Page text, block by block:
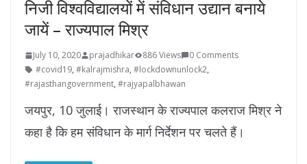
निजी विश्वविद्यालयों में संविधान उद्यान बनाये
जायें – राज्यपाल मिश्र
July 10, 2020 prajadhikar 886 Views
0 Comments
#covid19, #kalrajmishra, #lockdownunlock2,
#rajasthangovernment, #rajyapalbhawan
जयपुर, 10 जुलाई। राजस्थान के राज्यपाल कलराज मिश्र ने
कहा है कि हम संविधान के मार्ग निर्देशन पर चलते हैं।